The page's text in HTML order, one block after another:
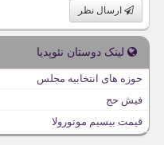
ارسال نظر
لینک دوستان نئوپدیا
حوزه های انتخابیه مجلس
فیش حج
قیمت بیسیم موتورولا